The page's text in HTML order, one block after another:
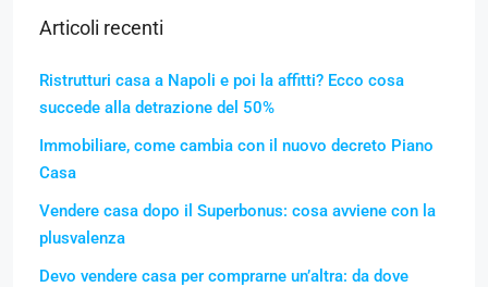
Articoli recenti
Ristrutturi casa a Napoli e poi la affitti? Ecco cosa
succede alla detrazione del 50%
Immobiliare, come cambia con il nuovo decreto Piano
Casa
Vendere casa dopo il Superbonus: cosa avviene con la
plusvalenza
Devo vendere casa per comprarne un’altra: da dove